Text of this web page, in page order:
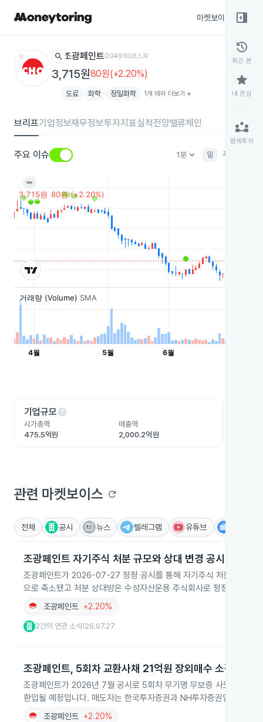
마켓보이스
star search 조광페인트004910코스피
3,715원80원(+2.20%)
도료 화학 정밀화학 1개 테마 더보기 add
브리프기업정보재무정보투자지표실적전망밸류체인
주요 이슈 1분keyboard_arrow_down 일 주
기업규모help
시가총액
475.5억원
매출액
2,000.2억원
관련 마켓보이스 refresh
전체 공시 뉴스 텔레그램 유튜브
조광페인트 자기주식 처분 규모와 상대 변경 공시 정정
조광페인트가 2026-07-27 정정 공시를 통해 자기주식 처분 예정
으로 축소됐고 처분 상대방은 수성자산운용 주식회사로 정정됐습니다.
조광페인트 +2.20%
2건의 연관 소식 26.07.27
조광페인트, 5회차 교환사채 21억원 장외매수 소각
조광페인트가 2026년 7월 공시로 5회차 무기명 무보증 사모 교환사
환입될 예정입니다. 매도자는 한국투자증권과 NH투자증권입니다.
조광페인트 +2.20%
right_panel_open
history
최근 본
star
내 관심
partner_exchange
함께투자